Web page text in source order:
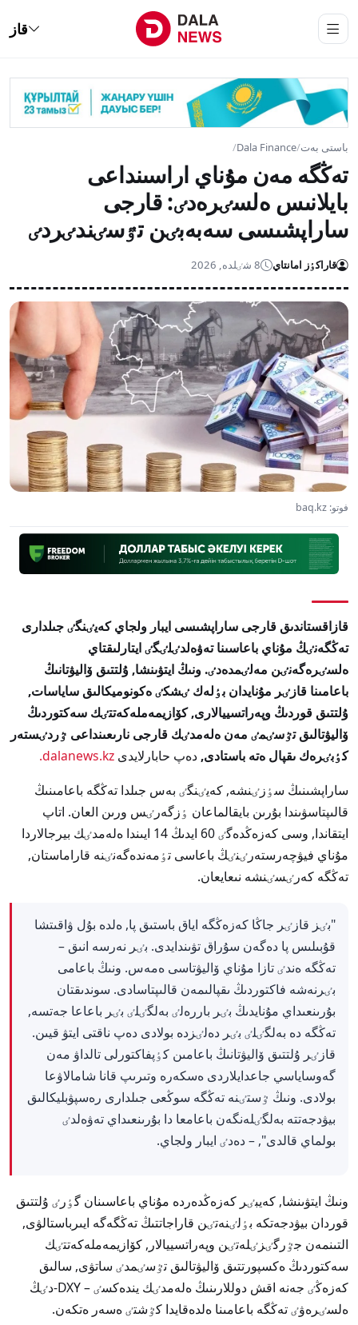
قاز
باستى بەت/
Dala Finance
/
تەڭگە مەن مۇناي اراسىنداعى
بايلانىس ەلسٸرەدٸ: قارجى
ساراپشىسى سەبەبٸن تٷسٸندٸردٸ
قاراكٶز امانتاي 8 شٸلدە, 2026
فوتو: baq.kz
قازاقستاندىق قارجى ساراپشىسى ايبار ولجاي كەيٸنگٸ جىلدارى
تەڭگەنٸڭ مۇناي باعاسىنا تەۋەلدٸلٸگٸ ايتارلىقتاي
ەلسٸرەگەنٸن مەلٸمدەدٸ. ونىڭ ايتۋىنشا, ۇلتتىق ۆاليۋتانىڭ
باعامىنا قازٸر مۇنايدان بٶلەك ٸشكٸ ەكونوميكالىق ساياسات,
ۇلتتىق قوردىڭ وپەراتسييالارى, كۆازيمەملەكەتتٸك سەكتوردىڭ
ۆاليۋتالىق تٷسٸمٸ مەن ەلەمدٸك قارجى نارىعىنداعى ٷردٸستەر
كٶبٸرەك ىقپال ەتە باستادى, دەپ حابارلايدى dalanews.kz.
ساراپشىنىڭ سٶزٸنشە, كەيٸنگٸ بەس جىلدا تەڭگە باعامىنىڭ
قالىپتاسۋىندا بۇرىن بايقالماعان ٶزگەرٸس ورىن العان. اتاپ
ايتقاندا, وسى كەزەڭدەگٸ 60 ايدىڭ 14 ايىندا ەلەمدٸك بيرجالاردا
مۇناي فيۋچەرستەرٸنٸڭ باعاسى تٶمەندەگەنٸنە قاراماستان,
تەڭگە كەرٸسٸنشە نىعايعان.
"بٸز قازٸر جاڭا كەزەڭگە اياق باستىق پا, ەلدە بۇل ۋاقىتشا
قۇبىلىس پا دەگەن سۇراق تۋىندايدى. بٸر نەرسە انىق –
تەڭگە ەندٸ تازا مۇناي ۆاليۋتاسى ەمەس. ونىڭ باعامى
بٸرنەشە فاكتوردىڭ ىقپالىمەن قالىپتاسادى. سوندىقتان
بۇرىنعىداي مۇنايدىڭ بٸر باررەلٸ بەلگٸلٸ بٸر باعاعا جەتسە,
تەڭگە دە بەلگٸلٸ بٸر دەلٸزدە بولادى دەپ ناقتى ايتۋ قيىن.
قازٸر ۇلتتىق ۆاليۋتانىڭ باعامىن كٶپفاكتورلى تالداۋ مەن
گەوساياسي جاعدايلاردى ەسكەرە وتىرىپ قانا شامالاۋعا
بولادى. ونىڭ ٷستٸنە تەڭگە سوڭعى جىلدارى رەسپۋبليكالىق
بيۋدجەتتە بەلگٸلەنگەن باعامعا دا بۇرىنعىداي تەۋەلدٸ
بولماي قالدى", – دەدٸ ايبار ولجاي.
ونىڭ ايتۋىنشا, كەيبٸر كەزەڭدەردە مۇناي باعاسىنان گٶرٸ ۇلتتىق
قوردان بيۋدجەتكە بٶلٸنەتٸن قاراجاتتىڭ تەڭگەگە ايىرباستالۋى,
التىنمەن جٷرگٸزٸلەتٸن وپەراتسييالار, كۆازيمەملەكەتتٸك
سەكتوردىڭ ەكسپورتتىق ۆاليۋتالىق تٷسٸمدٸ ساتۋى, سالىق
كەزەڭٸ جەنە اقش دوللارىنىڭ ەلەمدٸك يندەكسٸ – DXY-دٸڭ
ەلسٸرەۋٸ تەڭگە باعامىنا ەلدەقايدا كٷشتٸ ەسەر ەتكەن.